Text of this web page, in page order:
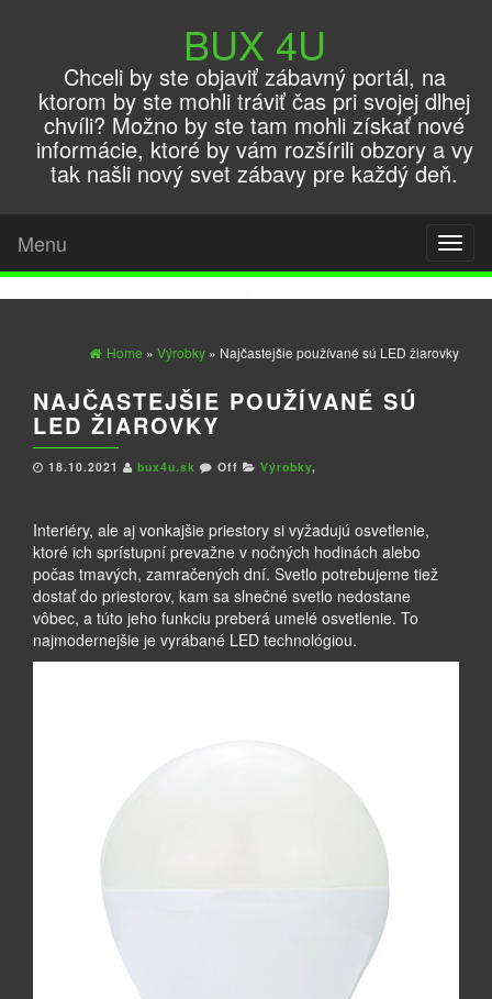
BUX 4U
Chceli by ste objaviť zábavný portál, na
ktorom by ste mohli tráviť čas pri svojej dlhej
chvíli? Možno by ste tam mohli získať nové
informácie, ktoré by vám rozšírili obzory a vy
tak našli nový svet zábavy pre každý deň.
Menu
Home » Výrobky » Najčastejšie používané sú LED žiarovky
NAJČASTEJŠIE POUŽÍVANÉ SÚ
LED ŽIAROVKY
18.10.2021 bux4u.sk Off Výrobky,
Interiéry, ale aj vonkajšie priestory si vyžadujú osvetlenie,
ktoré ich sprístupní prevažne v nočných hodinách alebo
počas tmavých, zamračených dní. Svetlo potrebujeme tiež
dostať do priestorov, kam sa slnečné svetlo nedostane
vôbec, a túto jeho funkciu preberá umelé osvetlenie. To
najmodernejšie je vyrábané LED technológiou.